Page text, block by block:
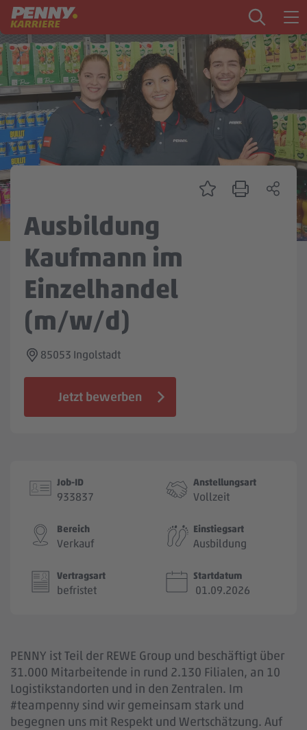
Zum Inhalt springen
Startseite
PENNY als Arbeitgeber
Ausbildung
Markt
Zentrale & Vertrieb
Mein Kandidat:innenprofil
Ausbildung
Kaufmann im
Einzelhandel
(m/w/d)
85053 Ingolstadt
Jetzt bewerben
Job-ID
933837
Anstellungsart
Vollzeit
Bereich
Verkauf
Einstiegsart
Ausbildung
Vertragsart
befristet
Startdatum
01.09.2026
PENNY ist Teil der REWE Group und beschäftigt über
31.000 Mitarbeitende in rund 2.130 Filialen, an 10
Logistikstandorten und in den Zentralen. Im
#teampenny sind wir gemeinsam stark und
begegnen uns mit Respekt und Wertschätzung. Auf